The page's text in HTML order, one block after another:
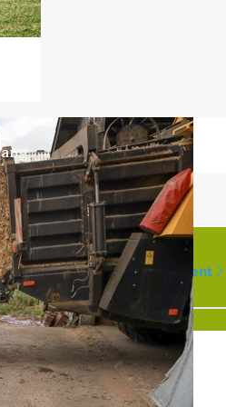
Opret agent
/ håndmand søges til